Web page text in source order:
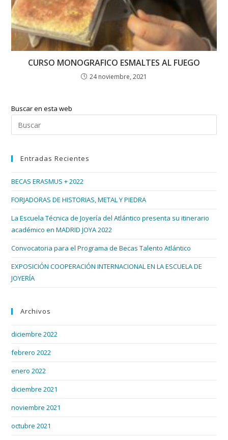
CURSO MONOGRAFICO ESMALTES AL FUEGO
24 noviembre, 2021
Buscar en esta web
Entradas Recientes
BECAS ERASMUS + 2022
FORJADORAS DE HISTORIAS, METAL Y PIEDRA
La Escuela Técnica de Joyería del Atlántico presenta su itinerario
académico en MADRID JOYA 2022
Convocatoria para el Programa de Becas Talento Atlántico
EXPOSICIÓN COOPERACIÓN INTERNACIONAL EN LA ESCUELA DE
JOYERÍA
Archivos
diciembre 2022
febrero 2022
enero 2022
diciembre 2021
noviembre 2021
octubre 2021